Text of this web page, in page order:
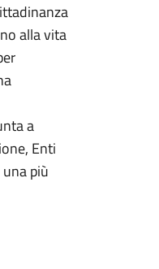
alla vita
a
Enti
più